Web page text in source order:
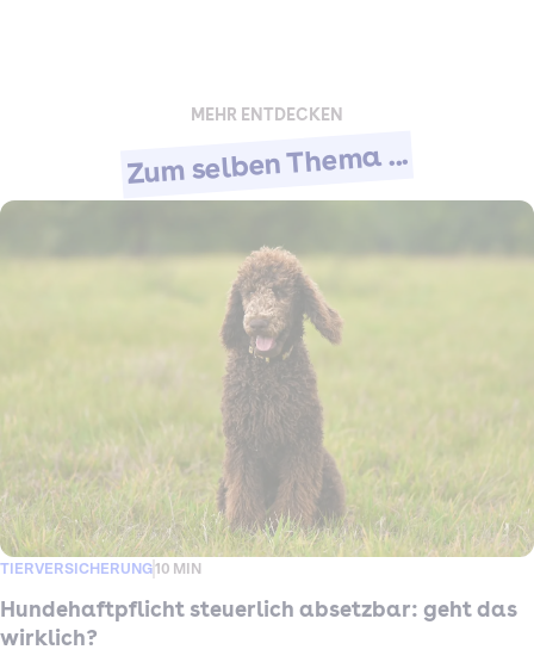
MEHR ENTDECKEN
Zum selben Thema ...
TIERVERSICHERUNG10 MIN
Hundehaftpflicht steuerlich absetzbar: geht das
wirklich?